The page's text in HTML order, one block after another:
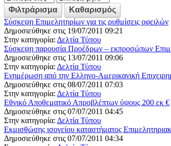
Σύσκεψη Επιμελητηρίων για τις ρυθμίσεις οφειλών
Δημοσιεύθηκε στις 19/07/2011 09:21
Στην κατηγορία: Δελτία Τύπου
Σύσκεψη παρουσία Προέδρων – εκπροσώπων
Δημοσιεύθηκε στις 13/07/2011 09:06
Στην κατηγορία: Δελτία Τύπου
Ενημέρωση από την Ελληνο-Αμερικανική
Δημοσιεύθηκε στις 08/07/2011 07:03
Στην κατηγορία: Δελτία Τύπου
Εθνικό Αποθεματικό Απροβλέπτων ύψους 200 εκ €
Δημοσιεύθηκε στις 07/07/2011 04:45
Στην κατηγορία: Δελτία Τύπου
Εκμισθώσης ισογείου καταστήματος
Δημοσιεύθηκε στις 07/07/2011 04:34